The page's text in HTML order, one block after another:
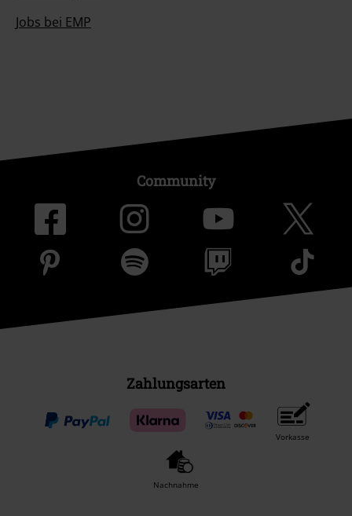
Jobs bei EMP
Community
Zahlungsarten
Vorkasse
Nachnahme